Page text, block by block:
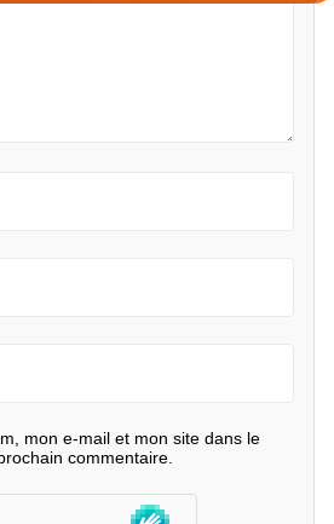
mon e-mail et mon site dans le
commentaire.